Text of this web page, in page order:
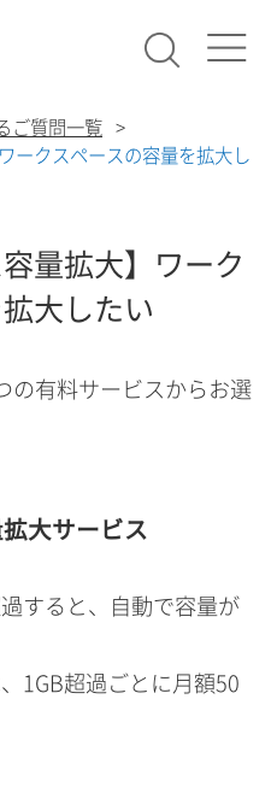
ご質問一覧
ークスペースの容量を拡大し
量拡大】ワーク
大したい
の有料サービスからお選
大サービス
すると、自動で容量が
1GB超過ごとに月額50